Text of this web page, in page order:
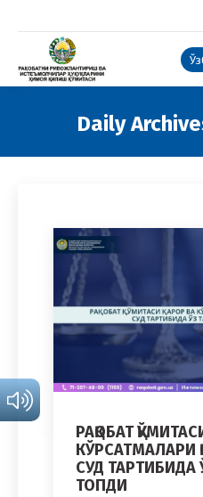
Daily
РАҚОБАТ
КЎРСАТМАЛАРИ
СУД ТАРТИБИДА
ТОПДИ